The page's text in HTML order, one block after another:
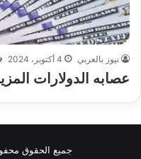
نيوز بالعربي 4 أكتوبر، 2024
عصابه الدولارات
جميع الحقوق محفوظة